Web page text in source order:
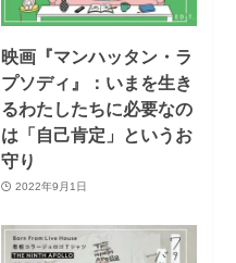
映画『マンハッタン・ラ
プソディ』：いまを生き
るわたしたちに必要なの
は「自己肯定」というお
守り
2022年9月1日